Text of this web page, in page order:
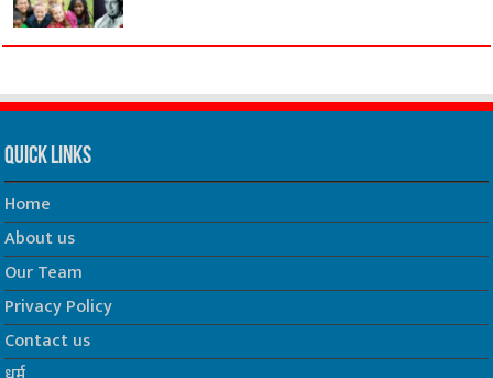
Quick Links
Home
About us
Our Team
Privacy Policy
Contact us